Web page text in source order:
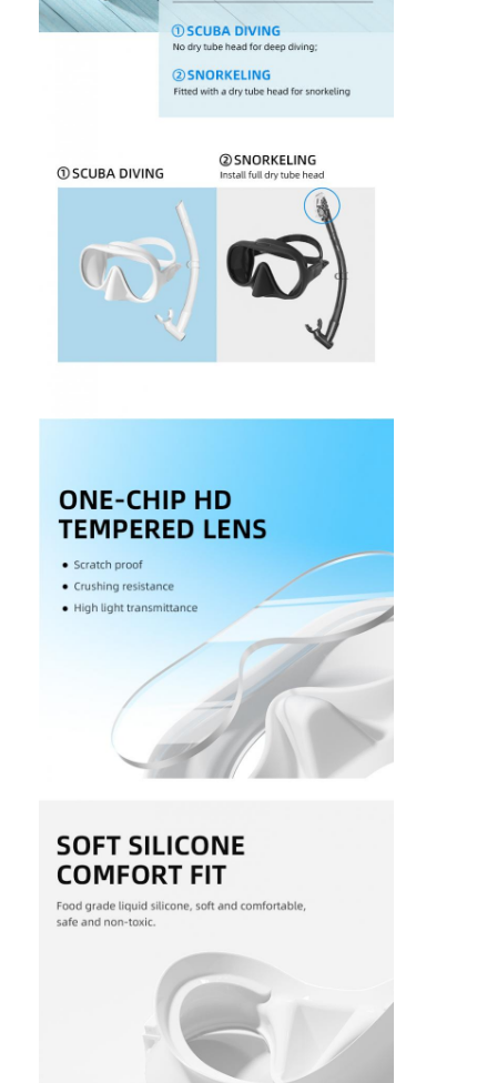
제품
저희와 연락
어린이 다이빙 키트
헤엄치는 날개
스노클 마스크 세트
스쿠버 다이빙 용품